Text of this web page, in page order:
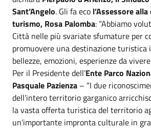
Sant’Angelo. Gli fa eco l’Assessore
turismo, Rosa Palomba: “Abbiamo
Città nelle più svariate sfumature per
promuovere una destinazione turistica
bellezze, emozioni, esperienze da
Per il Presidente dell’Ente Parco
Pasquale Pazienza – “I due
dell’intero territorio garganico
la vasta offerta turistica del territorio
un’importante impronta culturale in